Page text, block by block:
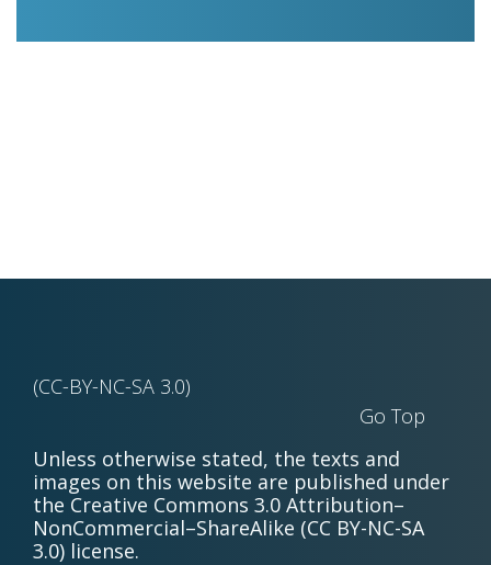
(CC-BY-NC-SA 3.0)
Go Top
Unless otherwise stated, the texts and
images on this website are published under
the Creative Commons 3.0 Attribution–
NonCommercial–ShareAlike (CC BY-NC-SA
3.0) license.